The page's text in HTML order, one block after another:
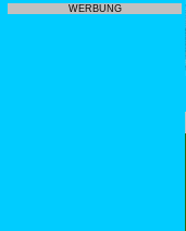
WERBUNG